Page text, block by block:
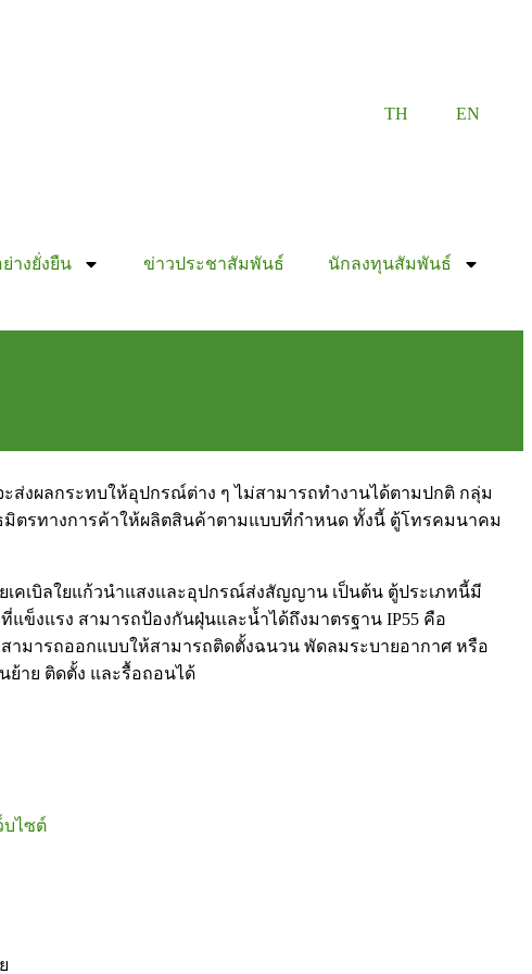
TH EN
างยั่งยืน ข่าวประชาสัมพันธ์ นักลงทุนสัมพันธ์
ผลกระทบให้อุปกรณ์ต่าง ๆ ไม่สามารถทำงานได้ตามปกติ กลุ่ม
ตรทางการค้าให้ผลิตสินค้าตามแบบที่กำหนด ทั้งนี้ ตู้โทรคมนาคม
คเบิลใยแก้วนำแสงและอุปกรณ์ส่งสัญญาน เป็นต้น ตู้ประเภทนี้มี
ที่แข็งแรง สามารถป้องกันฝุ่นและน้ำได้ถึงมาตรฐาน IP55 คือ
สามารถออกแบบให้สามารถติดตั้งฉนวน พัดลมระบายอากาศ หรือ
ย้าย ติดตั้ง และรื้อถอนได้
บไซต์